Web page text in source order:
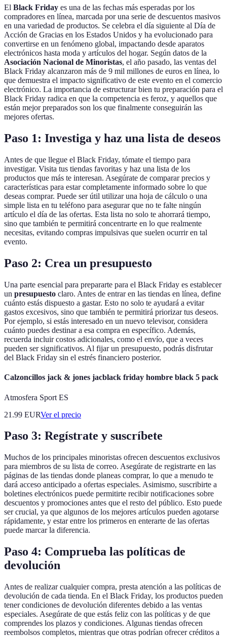
El Black Friday es una de las fechas más esperadas por los
compradores en línea, marcada por una serie de descuentos masivos
en una variedad de productos. Se celebra el día siguiente al Día de
Acción de Gracias en los Estados Unidos y ha evolucionado para
convertirse en un fenómeno global, impactando desde aparatos
electrónicos hasta moda y artículos del hogar. Según datos de la
Asociación Nacional de Minoristas, el año pasado, las ventas del
Black Friday alcanzaron más de 9 mil millones de euros en línea, lo
que demuestra el impacto significativo de este evento en el comercio
electrónico. La importancia de estructurar bien tu preparación para el
Black Friday radica en que la competencia es feroz, y aquellos que
están mejor preparados son los que finalmente conseguirán las
mejores ofertas.
Paso 1: Investiga y haz una lista de deseos
Antes de que llegue el Black Friday, tómate el tiempo para
investigar. Visita tus tiendas favoritas y haz una lista de los
productos que más te interesan. Asegúrate de comparar precios y
características para estar completamente informado sobre lo que
deseas comprar. Puede ser útil utilizar una hoja de cálculo o una
simple lista en tu teléfono para asegurar que no te falte ningún
artículo el día de las ofertas. Esta lista no solo te ahorrará tiempo,
sino que también te permitirá concentrarte en lo que realmente
necesitas, evitando compras impulsivas que suelen ocurrir en tal
evento.
Paso 2: Crea un presupuesto
Una parte esencial para prepararte para el Black Friday es establecer
un presupuesto claro. Antes de entrar en las tiendas en línea, define
cuánto estás dispuesto a gastar. Esto no solo te ayudará a evitar
gastos excesivos, sino que también te permitirá priorizar tus deseos.
Por ejemplo, si estás interesado en un nuevo televisor, considera
cuánto puedes destinar a esa compra en específico. Además,
recuerda incluir costos adicionales, como el envío, que a veces
pueden ser significativos. Al fijar un presupuesto, podrás disfrutar
del Black Friday sin el estrés financiero posterior.
Calzoncillos jack & jones jacblack friday hombre black 5 pack
Atmosfera Sport ES
21.99 EURVer el precio
Paso 3: Regístrate y suscríbete
Muchos de los principales minoristas ofrecen descuentos exclusivos
para miembros de su lista de correo. Asegúrate de registrarte en las
páginas de las tiendas donde planeas comprar, lo que a menudo te
dará acceso anticipado a ofertas especiales. Asimismo, suscribirte a
boletines electrónicos puede permitirte recibir notificaciones sobre
descuentos y promociones antes que el resto del público. Esto puede
ser crucial, ya que algunos de los mejores artículos pueden agotarse
rápidamente, y estar entre los primeros en enterarte de las ofertas
puede marcar la diferencia.
Paso 4: Comprueba las políticas de
devolución
Antes de realizar cualquier compra, presta atención a las políticas de
devolución de cada tienda. En el Black Friday, los productos pueden
tener condiciones de devolución diferentes debido a las ventas
especiales. Asegúrate de que estás feliz con las políticas y de que
comprendes los plazos y condiciones. Algunas tiendas ofrecen
reembolsos completos, mientras que otras podrían ofrecer créditos a